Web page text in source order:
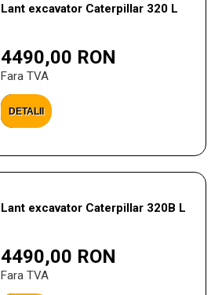
Lant excavator Caterpillar 320 L
4490,00 RON
Fara TVA
DETALII
Lant excavator Caterpillar 320B L
4490,00 RON
Fara TVA